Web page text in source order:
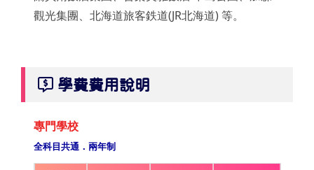
觀光集團、北海道旅客鉄道(JR北海道) 等。
學費費用說明
專門學校
全科目共通．兩年制